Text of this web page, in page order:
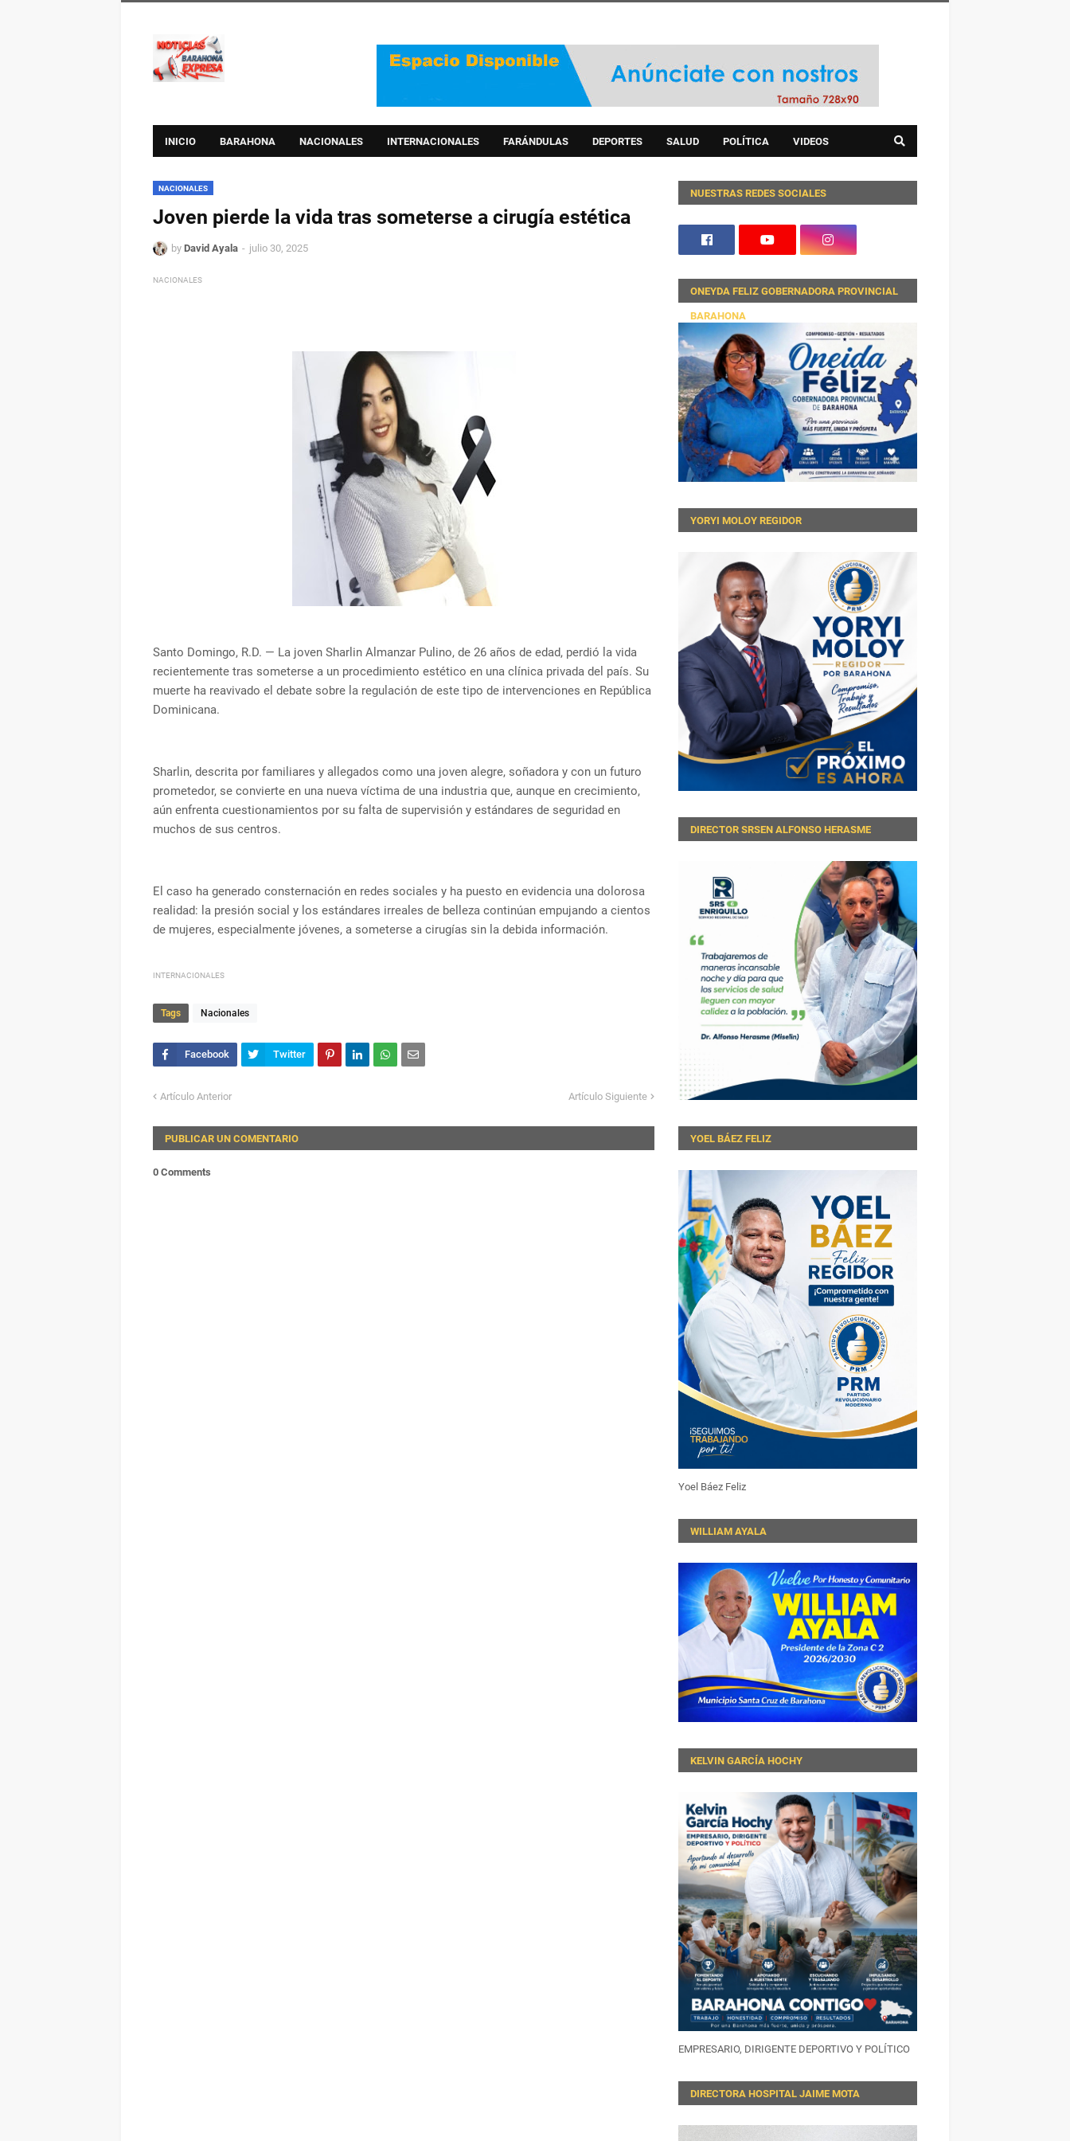
INICIO BARAHONA NACIONALES INTERNACIONALES FARÁNDULAS DEPORTES SALUD POLÍTICA VIDEOS
NACIONALES
Joven pierde la vida tras someterse a cirugía estética
by David Ayala julio 30, 2025
NACIONALES
Santo Domingo, R.D. — La joven Sharlin Almanzar Pulino, de 26 años de edad, perdió la vida
recientemente tras someterse a un procedimiento estético en una clínica privada del país. Su
muerte ha reavivado el debate sobre la regulación de este tipo de intervenciones en República
Dominicana.
Sharlin, descrita por familiares y allegados como una joven alegre, soñadora y con un futuro
prometedor, se convierte en una nueva víctima de una industria que, aunque en crecimiento,
aún enfrenta cuestionamientos por su falta de supervisión y estándares de seguridad en
muchos de sus centros.
El caso ha generado consternación en redes sociales y ha puesto en evidencia una dolorosa
realidad: la presión social y los estándares irreales de belleza continúan empujando a cientos
de mujeres, especialmente jóvenes, a someterse a cirugías sin la debida información.
INTERNACIONALES
Tags Nacionales
Artículo Anterior Artículo Siguiente
PUBLICAR UN COMENTARIO
0 Comments
NUESTRAS REDES SOCIALES
ONEYDA FELIZ GOBERNADORA PROVINCIAL
BARAHONA
YORYI MOLOY REGIDOR
DIRECTOR SRSEN ALFONSO HERASME
YOEL BÁEZ FELIZ
Yoel Báez Feliz
WILLIAM AYALA
KELVIN GARCÍA HOCHY
EMPRESARIO, DIRIGENTE DEPORTIVO Y POLÍTICO
DIRECTORA HOSPITAL JAIME MOTA